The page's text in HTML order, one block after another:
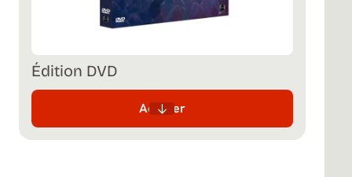
Édition DVD
Acheter